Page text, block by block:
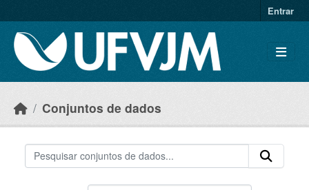
Entrar
Conjuntos de dados